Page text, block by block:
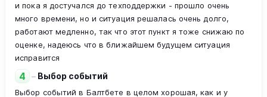
и пока я достучался до техподдержки - прошло очень
много времени, но и ситуация решалась очень долго,
работают медленно, так что этот пункт я тоже снижаю по
оценке, надеюсь что в ближайшем будущем ситуация
исправится
4 – Выбор событий
Выбор событий в Балтбете в целом хорошая, как и у